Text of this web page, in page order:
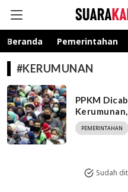
Informasi
Beranda Pemerintahan
#KERUMUNAN
PPKM
PEMERINTAHAN
Sudah